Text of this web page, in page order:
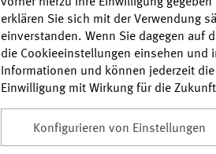
%
erklären Sie sich mit der Verwendung
einverstanden. Wenn Sie dagegen auf
die Cookieeinstellungen einsehen und
Informationen und können jederzeit
Einwilligung mit Wirkung für die
Konfigurieren von Einstellungen